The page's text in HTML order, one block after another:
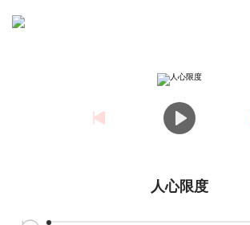
人心限度